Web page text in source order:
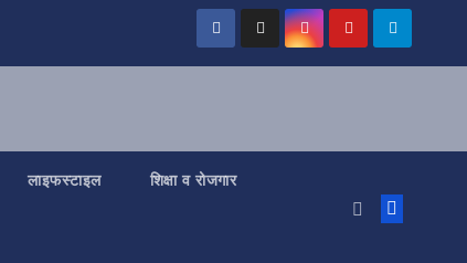
लाइफस्टाइल शिक्षा व रोजगार